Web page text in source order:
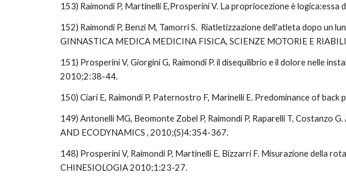
153) Raimondi P, Martinelli E,Prosperini V. La propriocezione è
152) Raimondi P, Benzi M, Tamorri S.  Riatletizzazione dell'atleta dopo
GINNASTICA MEDICA MEDICINA FISICA, SCIENZE MOTORIE E
151) Prosperini V, Giorgini G, Raimondi P. il disequilibrio e il dolore nelle
2010;2:38-44.
150) Ciari E, Raimondi P, Paternostro F, Marinelli E. Predominance of
149) Antonelli MG, Beomonte Zobel P, Raimondi P, Raparelli T,
AND ECODYNAMICS , 2010;(5)4:354-367.
148) Prosperini V, Raimondi P, Martinelli E, Bizzarri F. Misurazione della
CHINESIOLOGIA 2010;1:23-27.